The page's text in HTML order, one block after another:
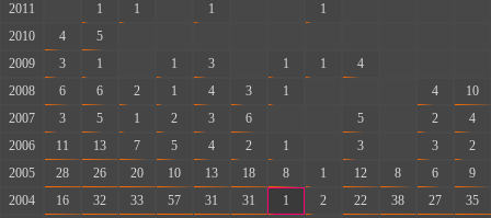
2011
1 1 1 1
2010
4 5
2009
3 1 1 3 1 1 4
2008
6 6 2 1 4 3 1 4
10
2007
3 5 1 2 3 6 5 2
4
2006
11 13 7 5 4 2 1 3 3
2
2005
28 26 20 10 13 18 8 1 12 8 6
9
2004
16 32 33 57 31 31 1 2 22 38 27
35